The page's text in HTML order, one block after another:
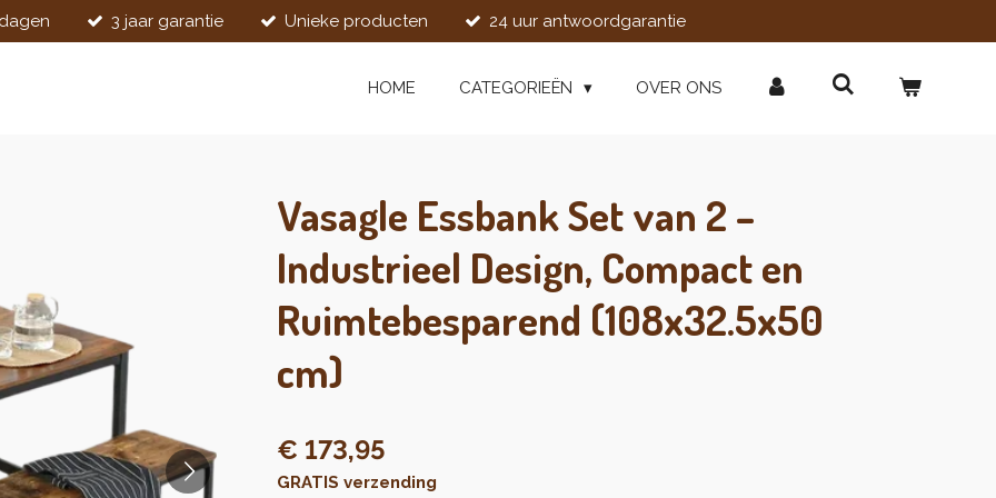
3 jaar garantie Unieke producten 24 uur antwoordgarantie
HOME CATEGORIEËN OVER ONS
Vasagle Essbank Set van 2 –
Industrieel Design, Compact en
Ruimtebesparend (108x32.5x50
cm)
€ 173,95
GRATIS verzending